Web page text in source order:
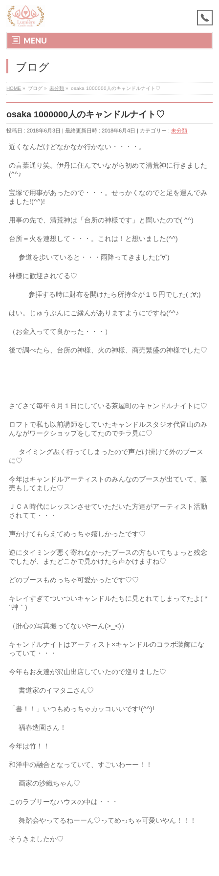
MENU
ブログ
HOME » ブログ » 未分類 » osaka 1000000人のキャンドルナイト♡
osaka 1000000人のキャンドルナイト♡
投稿日 : 2018年6月3日 最終更新日時 : 2018年6月4日 カテゴリー :未分類
近くなんだけどなかなか行かない・・・・。
の言葉通り笑。伊丹に住んでいながら初めて清荒神に行きました
(^^♪
宝塚で用事があったので・・・。せっかくなのでと足を運んでみ
ました!(^^)!
用事の先で、清荒神は「台所の神様です」と聞いたので( ^^)
台所＝火を連想して・・・。これは！と想いました(^^)
参道を歩いていると・・・雨降ってきました(;’∀’)
神様に歓迎されてる♡
参拝する時に財布を開けたら所持金が１５円でした( ;∀;)
はい。じゅうぶんにご縁んがありますようにですね(^^♪
（お金入ってて良かった・・・）
後で調べたら、台所の神様、火の神様、商売繁盛の神様でした♡
さてさて毎年６月１日にしている茶屋町のキャンドルナイトに♡
ロフトで私も以前講師をしていたキャンドルスタジオ代官山のみ
んながワークショップをしてたのでチラ見に♡
タイミング悪く行ってしまったので声だけ掛けて外のブース
に♡
今年はキャンドルアーティストのみんなのブースが出ていて、販
売もしてました♡
ＪＣＡ時代にレッスンさせていただいた方達がアーティスト活動
されてて・・・
声かけてもらえてめっちゃ嬉しかったです♡
逆にタイミング悪く寄れなかったブースの方もいてちょっと残念
でしたが、またどこかで見かけたら声かけますね♡
どのブースもめっちゃ可愛かったです♡♡
キレイすぎてついついキャンドルたちに見とれてしまってたよ( *
´艸｀)
（肝心の写真撮ってないやーん(>_<)）
キャンドルナイトはアーティスト×キャンドルのコラボ装飾にな
っていて・・・
今年もお友達が沢山出店していたので巡りました♡
書道家のイマタニさん♡
「書！！」いつもめっちゃカッコいいです!(^^)!
福春造園さん！
今年は竹！！
和洋中の融合となっていて、すごいわーー！！
画家の沙織ちゃん♡
このラブリーなハウスの中は・・・
舞踏会やってるねーーん♡ってめっちゃ可愛いやん！！！
そうきましたか♡